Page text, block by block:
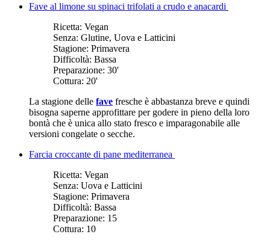
Fave al limone su spinaci trifolati a crudo e anacardi
Ricetta: Vegan
Senza: Glutine, Uova e Latticini
Stagione: Primavera
Difficoltà: Bassa
Preparazione: 30'
Cottura: 20'
La stagione delle fave fresche è abbastanza breve e quindi
bisogna saperne approfittare per godere in pieno della loro
bontà che è unica allo stato fresco e imparagonabile alle
versioni congelate o secche.
Farcia croccante di pane mediterranea
Ricetta: Vegan
Senza: Uova e Latticini
Stagione: Primavera
Difficoltà: Bassa
Preparazione: 15
Cottura: 10